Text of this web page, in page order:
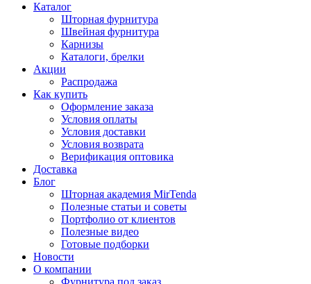
Каталог
Шторная фурнитура
Швейная фурнитура
Карнизы
Каталоги, брелки
Акции
Распродажа
Как купить
Оформление заказа
Условия оплаты
Условия доставки
Условия возврата
Верификация оптовика
Доставка
Блог
Шторная академия MirTenda
Полезные статьи и советы
Портфолио от клиентов
Полезные видео
Готовые подборки
Новости
О компании
Фурнитура под заказ